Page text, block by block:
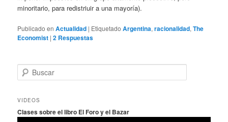
minoritario, para redistriuir a una mayoría).
Publicado en Actualidad | Etiquetado Argentina,racionalidad,The
Economist |2 Respuestas
u
c
r
VIDEOS
Clases sobre el libro El Foro y el Bazar